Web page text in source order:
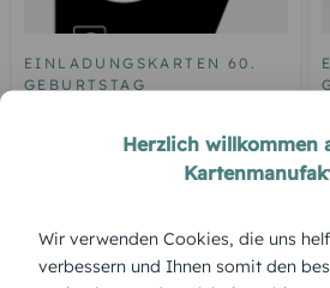
EINLADUNGSKARTEN 60.
GEBURTSTAG
Parkuhr 60
ÜBERBLICK:
Herzlich willkommen
Wir verwenden Cookies, die uns
verbessern und Ihnen somit den